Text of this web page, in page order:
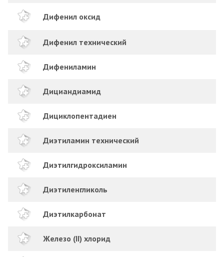
Дифенил оксид
Дифенил технический
Дифениламин
Дициандиамид
Дициклопентадиен
Диэтиламин технический
Диэтилгидроксиламин
Диэтиленгликоль
Диэтилкарбонат
Железо (II) хлорид